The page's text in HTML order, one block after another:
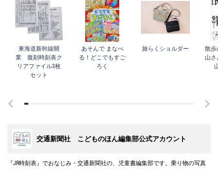
東海道新幹線開
業 復刻時刻表ク
リアファイル3枚
セット
あそんで まなべ
る！どこでもすご
ろく
旅らくショルダー
散歩
山さ
交通新聞社 こどものほん編集部公式アカウント
『JR時刻表』でおなじみ・交通新聞社の、児童書編集部です。乗り物の写真